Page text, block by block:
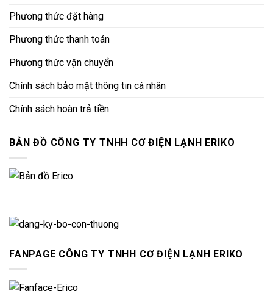
Phương thức đặt hàng
Phương thức thanh toán
Phương thức vận chuyển
Chính sách bảo mật thông tin cá nhân
Chính sách hoàn trả tiền
BẢN ĐỒ CÔNG TY TNHH CƠ ĐIỆN LẠNH ERIKO
FANPAGE CÔNG TY TNHH CƠ ĐIỆN LẠNH ERIKO